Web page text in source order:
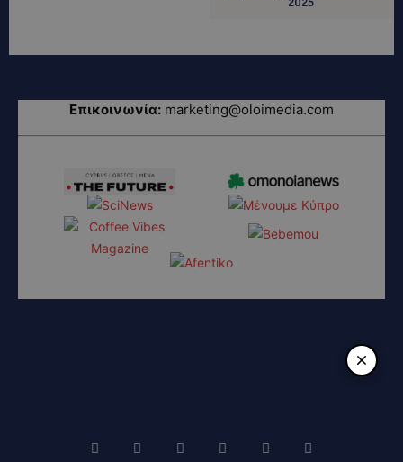
Επικοινωνία: marketing@oloimedia.com